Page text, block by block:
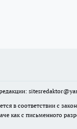
в соответствии с
как с письменного